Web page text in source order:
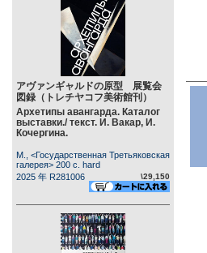
アヴァンギャルドの原型 展覧会
図録（トレチヤコフ美術館刊）
Архетипы авангарда. Каталог
выставки./ текст. И. Вакар, И.
Кочергина.
М., <Государственная Третьяковская
галерея> 200 c. hard
2025 年 R281006
\29,150